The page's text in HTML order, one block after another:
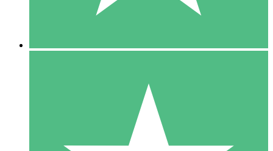
US$1500
10 Download
20